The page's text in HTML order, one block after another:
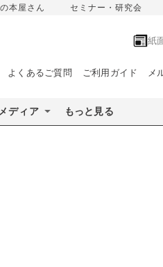
本屋さん セミナー・研究会
紙
よくあるご質問 ご利用ガイド メ
ディア もっと見る